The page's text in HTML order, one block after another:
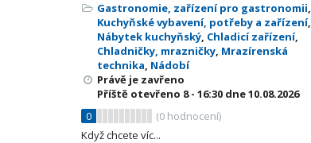
Gastronomie, zařízení pro gastronomii,
Kuchyňské vybavení, potřeby a zařízení,
Nábytek kuchyňský, Chladicí zařízení,
Chladničky, mrazničky, Mrazírenská
technika, Nádobí
Právě je zavřeno
Příště otevřeno 8 - 16:30 dne 10.08.2026
0
(0 hodnocení)
Když chcete víc...